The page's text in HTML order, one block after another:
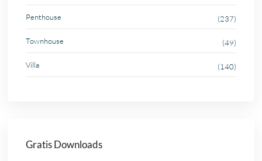
Penthouse (237)
Townhouse (49)
Villa (140)
Gratis Downloads